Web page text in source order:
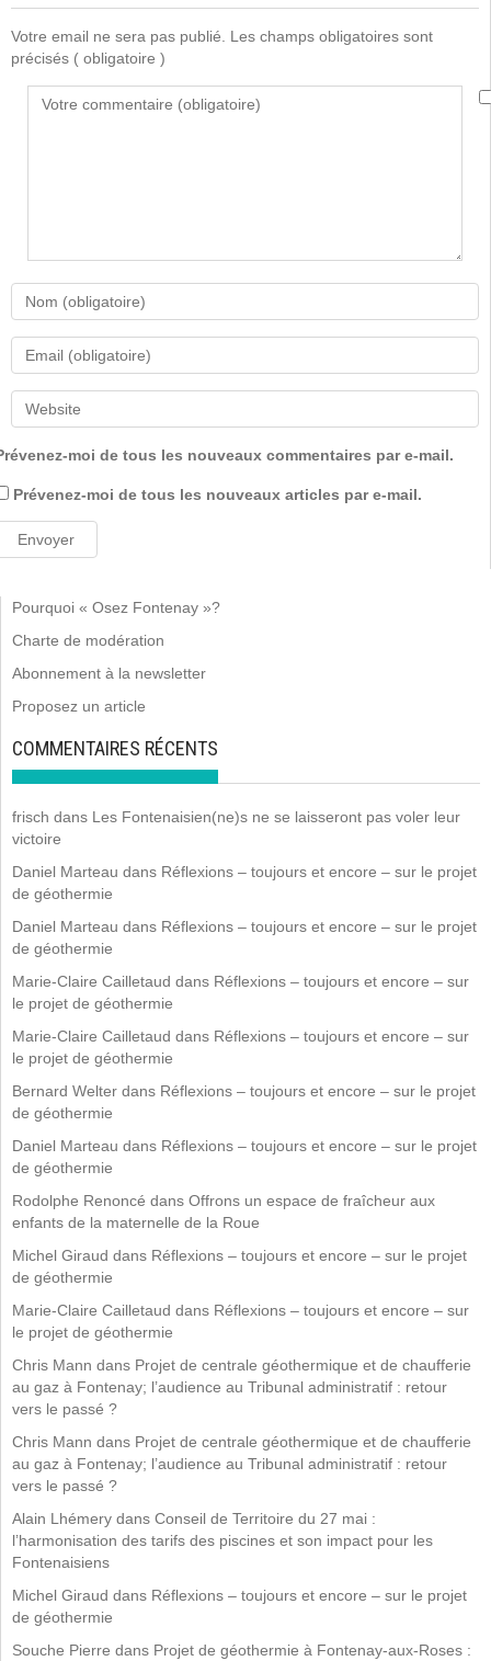
Votre email ne sera pas publié. Les champs obligatoires sont
précisés ( obligatoire )
moi de tous les nouveaux commentaires par e-mail.
Prévenez-moi de tous les nouveaux articles par e-mail.
Pourquoi « Osez Fontenay »?
Charte de modération
Abonnement à la newsletter
Proposez un article
COMMENTAIRES RÉCENTS
frisch dans Les Fontenaisien(ne)s ne se laisseront pas voler leur
victoire
Daniel Marteau dans Réflexions – toujours et encore – sur le projet
de géothermie
Daniel Marteau dans Réflexions – toujours et encore – sur le projet
de géothermie
Marie-Claire Cailletaud dans Réflexions – toujours et encore – sur
le projet de géothermie
Marie-Claire Cailletaud dans Réflexions – toujours et encore – sur
le projet de géothermie
Bernard Welter dans Réflexions – toujours et encore – sur le projet
de géothermie
Daniel Marteau dans Réflexions – toujours et encore – sur le projet
de géothermie
Rodolphe Renoncé dans Offrons un espace de fraîcheur aux
enfants de la maternelle de la Roue
Michel Giraud dans Réflexions – toujours et encore – sur le projet
de géothermie
Marie-Claire Cailletaud dans Réflexions – toujours et encore – sur
le projet de géothermie
Chris Mann dans Projet de centrale géothermique et de chaufferie
au gaz à Fontenay; l’audience au Tribunal administratif : retour
vers le passé ?
Chris Mann dans Projet de centrale géothermique et de chaufferie
au gaz à Fontenay; l’audience au Tribunal administratif : retour
vers le passé ?
Alain Lhémery dans Conseil de Territoire du 27 mai :
l’harmonisation des tarifs des piscines et son impact pour les
Fontenaisiens
Michel Giraud dans Réflexions – toujours et encore – sur le projet
de géothermie
Souche Pierre dans Projet de géothermie à Fontenay-aux-Roses :